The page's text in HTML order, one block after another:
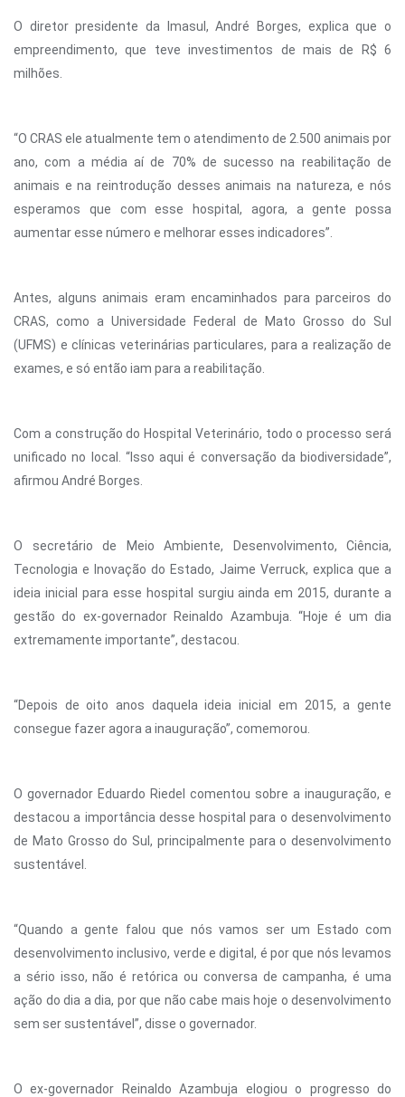
O diretor presidente da Imasul, André Borges, explica que o
empreendimento, que teve investimentos de mais de R$ 6
milhões.
“O CRAS ele atualmente tem o atendimento de 2.500 animais por
ano, com a média aí de 70% de sucesso na reabilitação de
animais e na reintrodução desses animais na natureza, e nós
esperamos que com esse hospital, agora, a gente possa
aumentar esse número e melhorar esses indicadores”.
Antes, alguns animais eram encaminhados para parceiros do
CRAS, como a Universidade Federal de Mato Grosso do Sul
(UFMS) e clínicas veterinárias particulares, para a realização de
exames, e só então iam para a reabilitação.
Com a construção do Hospital Veterinário, todo o processo será
unificado no local. “Isso aqui é conversação da biodiversidade”,
afirmou André Borges.
O secretário de Meio Ambiente, Desenvolvimento, Ciência,
Tecnologia e Inovação do Estado, Jaime Verruck, explica que a
ideia inicial para esse hospital surgiu ainda em 2015, durante a
gestão do ex-governador Reinaldo Azambuja. “Hoje é um dia
extremamente importante”, destacou.
“Depois de oito anos daquela ideia inicial em 2015, a gente
consegue fazer agora a inauguração”, comemorou.
O governador Eduardo Riedel comentou sobre a inauguração, e
destacou a importância desse hospital para o desenvolvimento
de Mato Grosso do Sul, principalmente para o desenvolvimento
sustentável.
“Quando a gente falou que nós vamos ser um Estado com
desenvolvimento inclusivo, verde e digital, é por que nós levamos
a sério isso, não é retórica ou conversa de campanha, é uma
ação do dia a dia, por que não cabe mais hoje o desenvolvimento
sem ser sustentável”, disse o governador.
O ex-governador Reinaldo Azambuja elogiou o progresso do